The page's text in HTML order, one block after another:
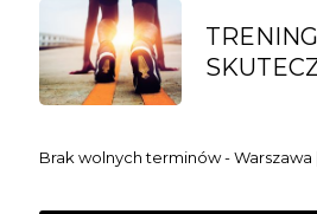
Brak wolnych terminów - Warszawa